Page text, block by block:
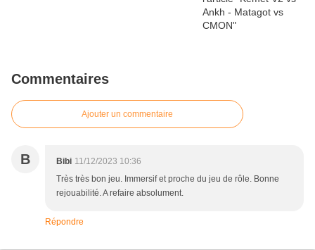
Commentaires
Ajouter un commentaire
B Bibi 11/12/2023 10:36
Très très bon jeu. Immersif et proche du jeu de rôle. Bonne
rejouabilité. A refaire absolument.
Répondre